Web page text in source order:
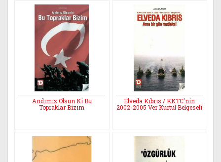
Andımız Olsun Ki Bu
Topraklar Bizim
Elveda Kıbrıs / KKTC'nin
2002-2005 Ver Kurtul Belgeseli